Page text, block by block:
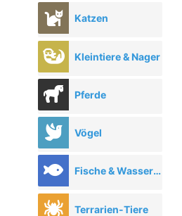
Katzen
Kleintiere & Nager
Pferde
Vögel
Fische & Wassertiere
Terrarien-Tiere